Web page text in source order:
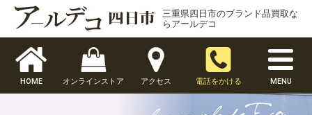
三重県四日市のブランド品買取な
らアールデコ
HOME オンラインストア アクセス 電話をかける MENU